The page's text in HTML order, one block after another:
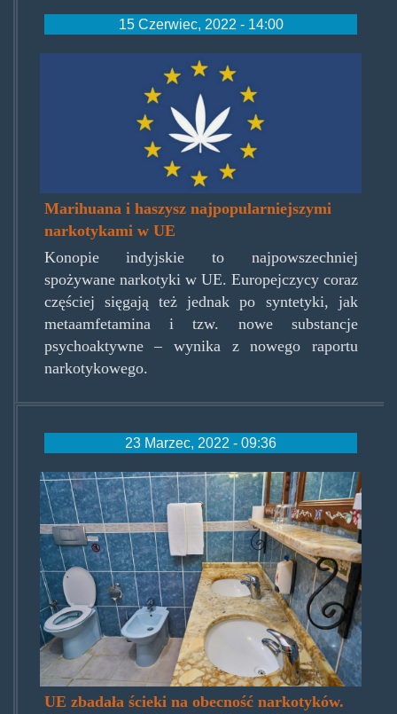
15 Czerwiec, 2022 - 14:00
Marihuana i haszysz najpopularniejszymi
narkotykami w UE
Konopie indyjskie to najpowszechniej
spożywane narkotyki w UE. Europejczycy coraz
częściej sięgają też jednak po syntetyki, jak
metaamfetamina i tzw. nowe substancje
psychoaktywne – wynika z nowego raportu
narkotykowego.
23 Marzec, 2022 - 09:36
bathroom-
g1c092a4ca_1920.jpg
UE zbadała ścieki na obecność narkotyków.